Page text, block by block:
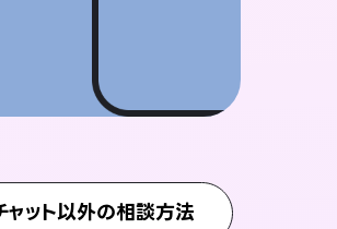
ャット以外の相談方法